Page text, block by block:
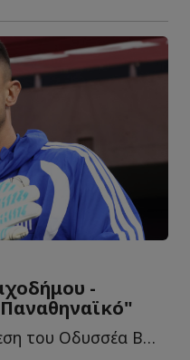
-
Τα δεδομένα στην υπόθεση του Οδυσσέα Βλαχοδήμου μοιάζουν ν...